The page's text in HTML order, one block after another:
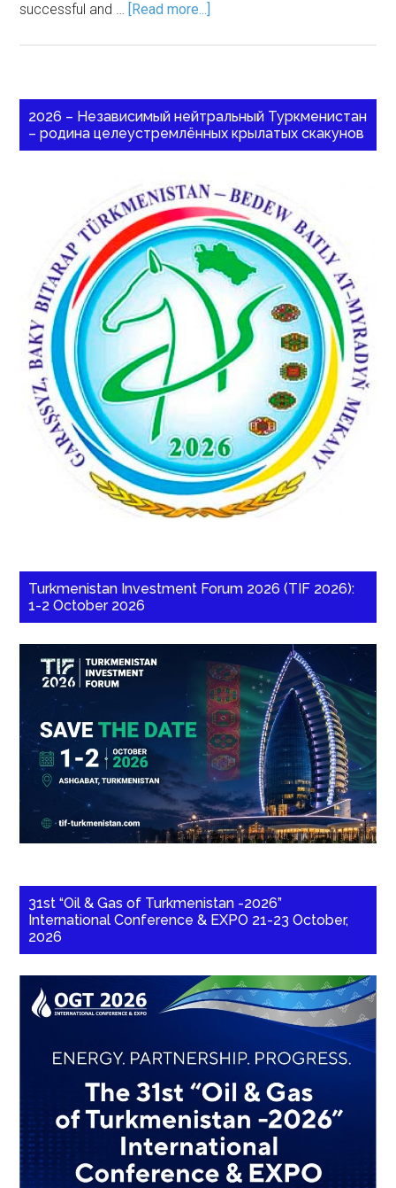
successful and … [Read more...]
2026 – Независимый нейтральный Туркменистан
– родина целеустремлённых крылатых скакунов
Turkmenistan Investment Forum 2026 (TIF 2026):
1-2 October 2026
31st “Oil & Gas of Turkmenistan -2026”
International Conference & EXPO 21-23 October,
2026